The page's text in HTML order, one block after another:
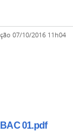
07/10/2016 11h04
01.pdf